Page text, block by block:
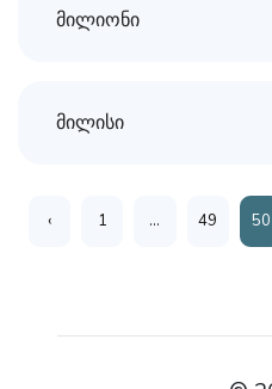
მილიონი
მილისი
‹ 1 ... 49 50